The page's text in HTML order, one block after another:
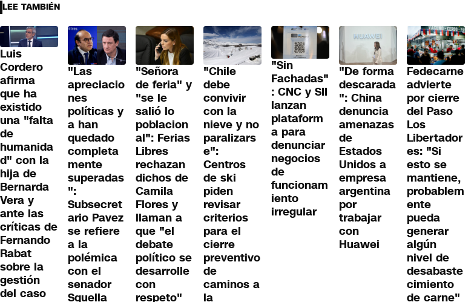
LEE TAMBIÉN
Luis
Cordero
afirma
que ha
existido
una "falta
de
humanida
d" con la
hija de
Bernarda
Vera y
ante las
críticas de
Fernando
Rabat
sobre la
gestión
del caso
"Las
apreciacio
nes
políticas y
a han
quedado
completa
mente
superadas
":
Subsecret
ario Pavez
se refiere
a la
polémica
con el
senador
Squella
"Señora
de feria" y
"se le
salió lo
poblacion
al": Ferias
Libres
rechazan
dichos de
Camila
Flores y
llaman a
que "el
debate
político se
desarrolle
con
respeto"
"Chile
debe
convivir
con la
nieve y no
paralizars
e":
Centros
de ski
piden
revisar
criterios
para el
cierre
preventivo
de
caminos a
la
"Sin
Fachadas"
: CNC y SII
lanzan
plataform
a para
denunciar
negocios
de
funcionam
iento
irregular
"De forma
descarada
": China
denuncia
amenazas
de
Estados
Unidos a
empresa
argentina
por
trabajar
con
Huawei
Fedecarne
advierte
por cierre
del Paso
Los
Libertador
es: "Si
esto se
mantiene,
probablem
ente
pueda
generar
algún
nivel de
desabaste
cimiento
de carne"